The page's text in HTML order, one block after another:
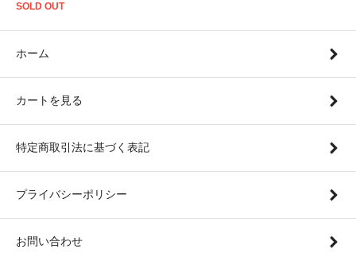
SOLD OUT
ホーム
カートを見る
特定商取引法に基づく表記
プライバシーポリシー
お問い合わせ